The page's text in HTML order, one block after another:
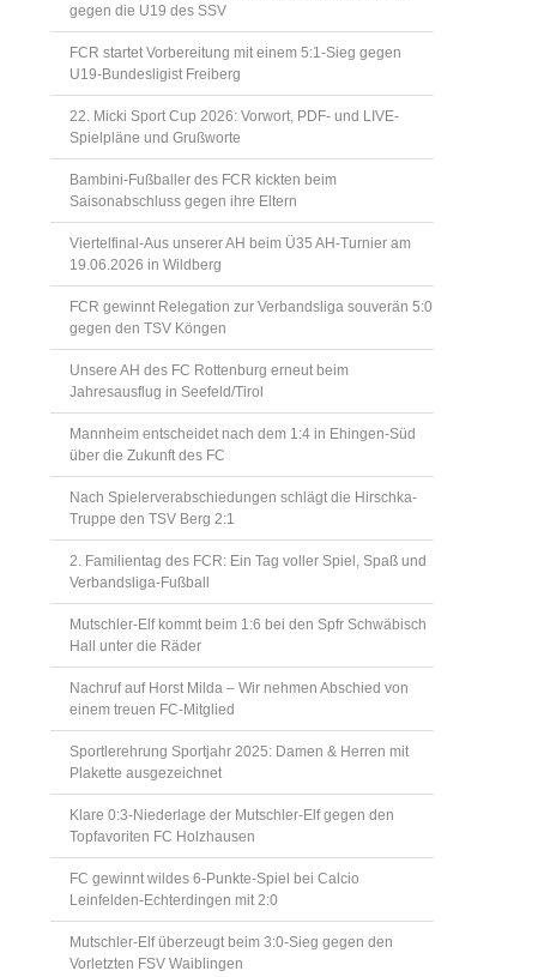
gegen die U19 des SSV
FCR startet Vorbereitung mit einem 5:1-Sieg gegen
U19-Bundesligist Freiberg
22. Micki Sport Cup 2026: Vorwort, PDF- und LIVE-
Spielpläne und Grußworte
Bambini-Fußballer des FCR kickten beim
Saisonabschluss gegen ihre Eltern
Viertelfinal-Aus unserer AH beim Ü35 AH-Turnier am
19.06.2026 in Wildberg
FCR gewinnt Relegation zur Verbandsliga souverän 5:0
gegen den TSV Köngen
Unsere AH des FC Rottenburg erneut beim
Jahresausflug in Seefeld/Tirol
Mannheim entscheidet nach dem 1:4 in Ehingen-Süd
über die Zukunft des FC
Nach Spielerverabschiedungen schlägt die Hirschka-
Truppe den TSV Berg 2:1
2. Familientag des FCR: Ein Tag voller Spiel, Spaß und
Verbandsliga-Fußball
Mutschler-Elf kommt beim 1:6 bei den Spfr Schwäbisch
Hall unter die Räder
Nachruf auf Horst Milda – Wir nehmen Abschied von
einem treuen FC-Mitglied
Sportlerehrung Sportjahr 2025: Damen & Herren mit
Plakette ausgezeichnet
Klare 0:3-Niederlage der Mutschler-Elf gegen den
Topfavoriten FC Holzhausen
FC gewinnt wildes 6-Punkte-Spiel bei Calcio
Leinfelden-Echterdingen mit 2:0
Mutschler-Elf überzeugt beim 3:0-Sieg gegen den
Vorletzten FSV Waiblingen